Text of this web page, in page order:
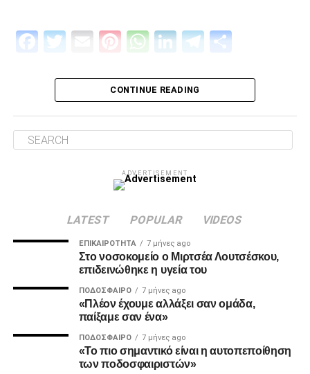
Πρώτον, όσον αφορά το περιεχόμενο της επίσκεψης μας
διοικητικά ζητήματα που αφορούν την επόμενη μέρα του
στήριξη παραμείνατε 15μελες μετά την παραίτηση
Για εμάς δεν έχει αλλάξει κάτι, οι λόγοι της στήριξης μας
1. Ανεξάρτητος ΑΣ και μελλοντικά αυτάρκης,
2. Την πιο σίγουρη και την πιο γρήγορη λύση για την
ανέγερση της νέας Τούμπας που ήδη έχει καθυστερήσει
Facebook
Twitter
EmailPinterest
WhatsApp
LinkedIn
Telegram
CONTINUE READING
ADVERTISEMENT
LATEST POPULAR VIDEOS
ΕΠΙΚΑΙΡΌΤΗΤΑ 7 μήνες ago
Στο νοσοκομείο ο Μιρτσέα Λουτσέσκου,
επιδεινώθηκε η υγεία του
ΠΟΔΌΣΦΑΙΡΟ 7 μήνες ago
«Πλέον έχουμε αλλάξει σαν ομάδα,
παίξαμε σαν ένα»
ΠΟΔΌΣΦΑΙΡΟ 7 μήνες ago
«Το πιο σημαντικό είναι η αυτοπεποίθηση
των ποδοσφαιριστών»